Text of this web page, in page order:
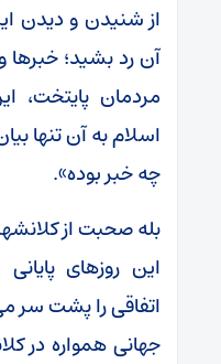
از شنیدن و دیدن
آن رد بشید؛
مردمان پایتخت،
اسلام به آن تنها
چه خبر بوده».
بله صحبت از
این روز‌های
اتفاقی را پشت سر
جهانی همواره در